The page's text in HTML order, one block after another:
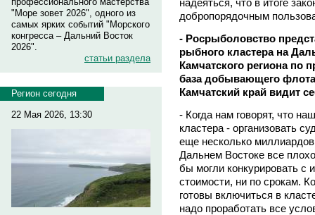
"Море зовет 2026", одного из
самых ярких событий "Морского
конгресса – Дальний Восток
2026".
статьи раздела
Регион сегодня
22 Мая 2026, 13:30
добропорядочным
- Росрыболовство
рыбного кластера на
Камчатского региона по
база добывающего
Камчатский край видит
- Когда нам говорят, что
кластера - организовать
еще несколько
Дальнем Востоке все
бы могли конкурировать с
стоимости, ни по срокам.
готовы включиться в
надо проработать все